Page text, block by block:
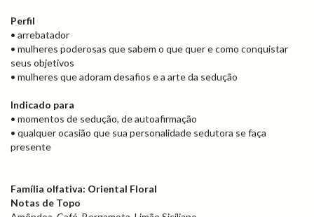
Perfil
• arrebatador
• mulheres poderosas que sabem o que quer e como conquistar
seus objetivos
• mulheres que adoram desafios e a arte da sedução
Indicado para
• momentos de sedução, de autoafirmação
• qualquer ocasião que sua personalidade sedutora se faça
presente
Família olfativa: Oriental Floral
Notas de Topo